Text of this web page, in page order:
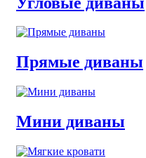
Прямые диваны
Мини диваны